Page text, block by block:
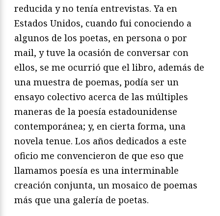
reducida y no tenía entrevistas. Ya en
Estados Unidos, cuando fui conociendo a
algunos de los poetas, en persona o por
mail, y tuve la ocasión de conversar con
ellos, se me ocurrió que el libro, además de
una muestra de poemas, podía ser un
ensayo colectivo acerca de las múltiples
maneras de la poesía estadounidense
contemporánea; y, en cierta forma, una
novela tenue. Los años dedicados a este
oficio me convencieron de que eso que
llamamos poesía es una interminable
creación conjunta, un mosaico de poemas
más que una galería de poetas.